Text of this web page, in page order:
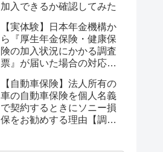
加入できるか確認してみた
【実体験】日本年金機構か
ら『厚生年金保険・健康保
険の加入状況にかかる調査
票』が届いた場合の対応
【自動車保険】法人所有の
車の自動車保険を個人名義
で契約するときにソニー損
保をお勧めする理由【調査